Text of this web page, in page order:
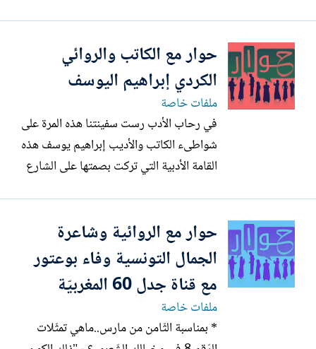
بكالوريوس في الاقتصاد وعلم الاجتماع في
جامعة الخرطوم نقترب منها لتقريبنا من
عوالمها الإبداعية 1- كيف...
حوار مع الكاتب والروائي
الكردي إبراهيم اليوسف
ملفات خاصة
في رحاب الأدب رست سفينتنا هذه المرة على
شواطىء الكاتب والأديب إبراهيم يوسف هذه
القامة الأدبية التي تركت بصمتها على الشارع
حوارنا هذا الغوص في عالم إبراهيم يوسف
من جميع هذه النواحي ونتمنى أن نقدم لكم
مع أديبنا المتميز...
حوار مع الروائية وشاعرة
الجمال التونسية وفاء بوعتور
مع قناة جدل 60 المغربيّة
ملفات خاصة
* بمناسبة الثّامن من مارس..ماهي تمثّلات